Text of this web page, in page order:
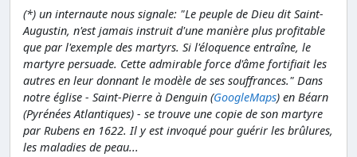
(*) un internaute nous signale: "Le peuple de Dieu dit Saint-
Augustin, n'est jamais instruit d'une manière plus profitable
que par l'exemple des martyrs. Si l'éloquence entraîne, le
martyre persuade. Cette admirable force d'âme fortifiait les
autres en leur donnant le modèle de ses souffrances." Dans
notre église - Saint-Pierre à Denguin (GoogleMaps) en Béarn
(Pyrénées Atlantiques) - se trouve une copie de son martyre
par Rubens en 1622. Il y est invoqué pour guérir les brûlures,
les maladies de peau...